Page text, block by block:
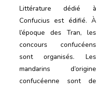
Littérature dédié à
Confucius est édifié. À
l’époque des Tran, les
concours confucéens
sont organisés. Les
mandarins d’origine
confucéenne sont de